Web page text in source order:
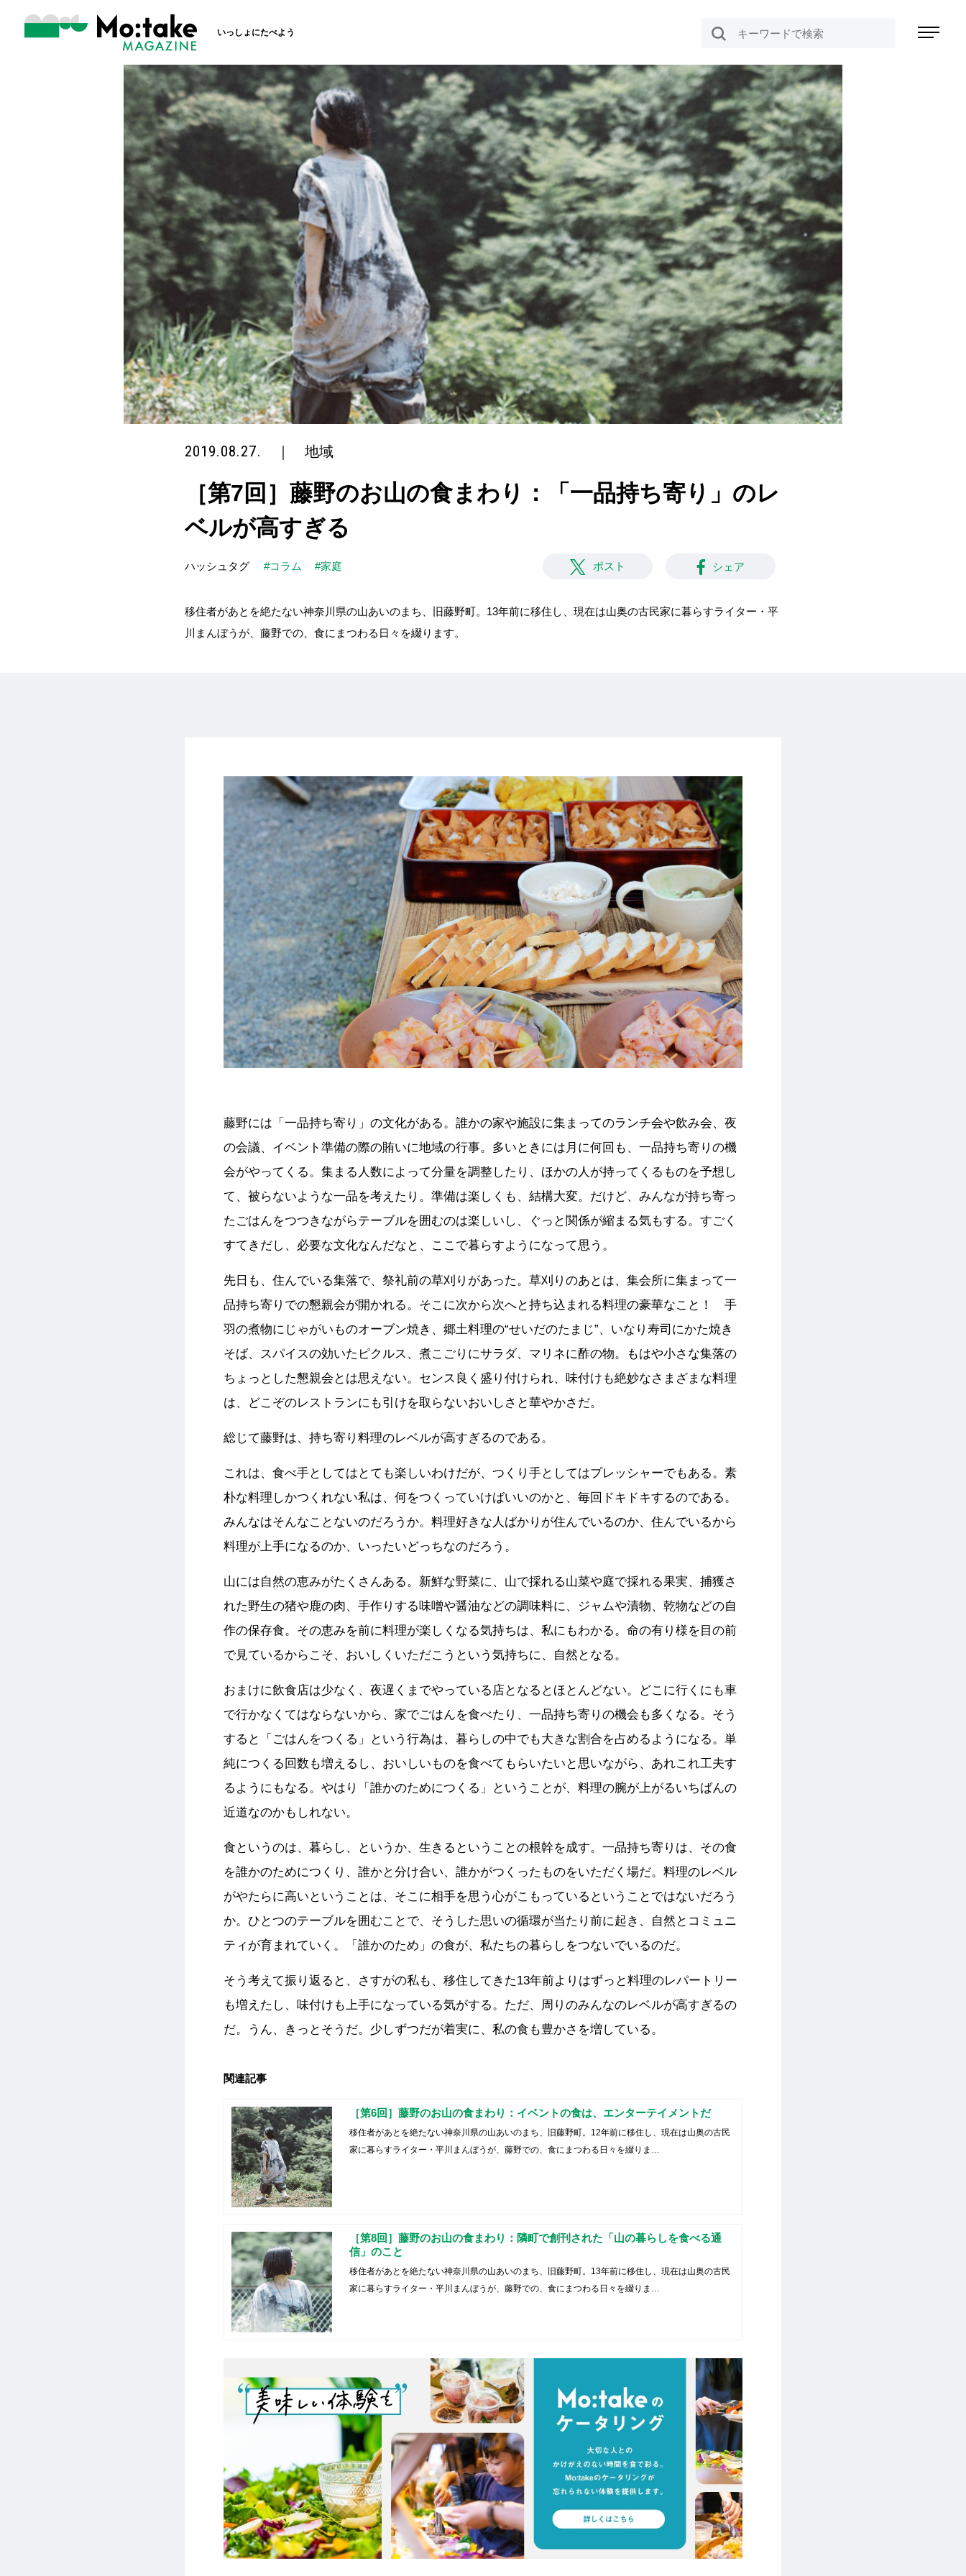
いっしょにたべよう
2019.08.27. 地域
［第7回］藤野のお山の食まわり：「一品持ち寄り」のレ
ベルが高すぎる
ハッシュタグ #コラム #家庭 ポスト シェア
移住者があとを絶たない神奈川県の山あいのまち、旧藤野町。13年前に移住し、現在は山奥の古民家に暮らすライター・平
川まんぼうが、藤野での、食にまつわる日々を綴ります。
藤野には「一品持ち寄り」の文化がある。誰かの家や施設に集まってのランチ会や飲み会、夜
の会議、イベント準備の際の賄いに地域の行事。多いときには月に何回も、一品持ち寄りの機
会がやってくる。集まる人数によって分量を調整したり、ほかの人が持ってくるものを予想し
て、被らないような一品を考えたり。準備は楽しくも、結構大変。だけど、みんなが持ち寄っ
たごはんをつつきながらテーブルを囲むのは楽しいし、ぐっと関係が縮まる気もする。すごく
すてきだし、必要な文化なんだなと、ここで暮らすようになって思う。
先日も、住んでいる集落で、祭礼前の草刈りがあった。草刈りのあとは、集会所に集まって一
品持ち寄りでの懇親会が開かれる。そこに次から次へと持ち込まれる料理の豪華なこと！ 手
羽の煮物にじゃがいものオーブン焼き、郷土料理の“せいだのたまじ”、いなり寿司にかた焼き
そば、スパイスの効いたピクルス、煮こごりにサラダ、マリネに酢の物。もはや小さな集落の
ちょっとした懇親会とは思えない。センス良く盛り付けられ、味付けも絶妙なさまざまな料理
は、どこぞのレストランにも引けを取らないおいしさと華やかさだ。
総じて藤野は、持ち寄り料理のレベルが高すぎるのである。
これは、食べ手としてはとても楽しいわけだが、つくり手としてはプレッシャーでもある。素
朴な料理しかつくれない私は、何をつくっていけばいいのかと、毎回ドキドキするのである。
みんなはそんなことないのだろうか。料理好きな人ばかりが住んでいるのか、住んでいるから
料理が上手になるのか、いったいどっちなのだろう。
山には自然の恵みがたくさんある。新鮮な野菜に、山で採れる山菜や庭で採れる果実、捕獲さ
れた野生の猪や鹿の肉、手作りする味噌や醤油などの調味料に、ジャムや漬物、乾物などの自
作の保存食。その恵みを前に料理が楽しくなる気持ちは、私にもわかる。命の有り様を目の前
で見ているからこそ、おいしくいただこうという気持ちに、自然となる。
おまけに飲食店は少なく、夜遅くまでやっている店となるとほとんどない。どこに行くにも車
で行かなくてはならないから、家でごはんを食べたり、一品持ち寄りの機会も多くなる。そう
すると「ごはんをつくる」という行為は、暮らしの中でも大きな割合を占めるようになる。単
純につくる回数も増えるし、おいしいものを食べてもらいたいと思いながら、あれこれ工夫す
るようにもなる。やはり「誰かのためにつくる」ということが、料理の腕が上がるいちばんの
近道なのかもしれない。
食というのは、暮らし、というか、生きるということの根幹を成す。一品持ち寄りは、その食
を誰かのためにつくり、誰かと分け合い、誰かがつくったものをいただく場だ。料理のレベル
がやたらに高いということは、そこに相手を思う心がこもっているということではないだろう
か。ひとつのテーブルを囲むことで、そうした思いの循環が当たり前に起き、自然とコミュニ
ティが育まれていく。「誰かのため」の食が、私たちの暮らしをつないでいるのだ。
そう考えて振り返ると、さすがの私も、移住してきた13年前よりはずっと料理のレパートリー
も増えたし、味付けも上手になっている気がする。ただ、周りのみんなのレベルが高すぎるの
だ。うん、きっとそうだ。少しずつだが着実に、私の食も豊かさを増している。
関連記事
［第6回］藤野のお山の食まわり：イベントの食は、エンターテイメントだ
移住者があとを絶たない神奈川県の山あいのまち、旧藤野町。12年前に移住し、現在は山奥の古民
家に暮らすライター・平川まんぼうが、藤野での、食にまつわる日々を綴りま…
［第8回］藤野のお山の食まわり：隣町で創刊された「山の暮らしを食べる通
信」のこと
移住者があとを絶たない神奈川県の山あいのまち、旧藤野町。13年前に移住し、現在は山奥の古民
家に暮らすライター・平川まんぼうが、藤野での、食にまつわる日々を綴りま…